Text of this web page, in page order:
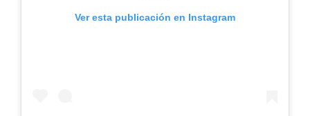
Ver esta publicación en Instagram